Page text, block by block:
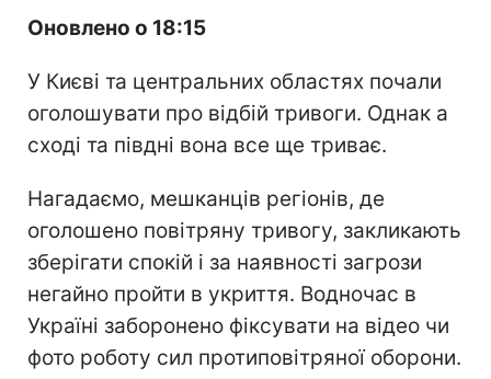
Оновлено о 18:15
У Києві та центральних областях почали
оголошувати про відбій тривоги. Однак а
сході та півдні вона все ще триває.
Нагадаємо, мешканців регіонів, де
оголошено повітряну тривогу, закликають
зберігати спокій і за наявності загрози
негайно пройти в укриття. Водночас в
Україні заборонено фіксувати на відео чи
фото роботу сил протиповітряної оборони.